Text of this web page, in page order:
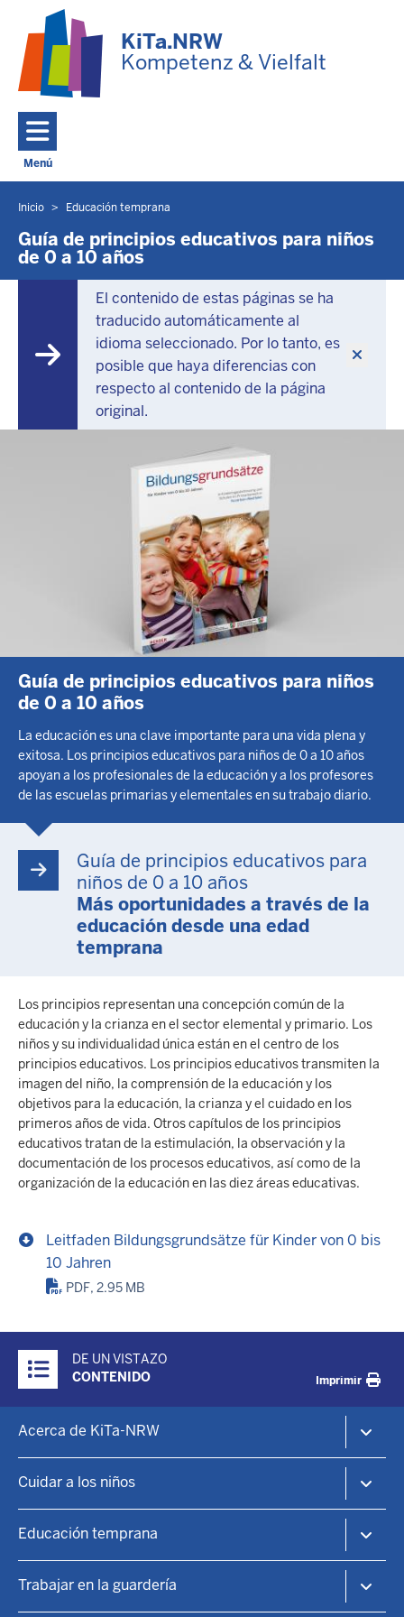
KiTa.NRW
Kompetenz & Vielfalt
Menú
Toggle navigation: Menú principal
Usted
se
encuentra
aquí
Inicio Educación temprana
Guía de principios educativos para niños
de 0 a 10 años
El contenido de estas páginas se ha
traducido automáticamente al
idioma seleccionado. Por lo tanto, es
posible que haya diferencias con
respecto al contenido de la página
original.
Guía de principios educativos para niños
de 0 a 10 años
La educación es una clave importante para una vida plena y
exitosa. Los principios educativos para niños de 0 a 10 años
apoyan a los profesionales de la educación y a los profesores
de las escuelas primarias y elementales en su trabajo diario.
Guía de principios educativos para
niños de 0 a 10 años
Más oportunidades a través de la
educación desde una edad
temprana
Los principios representan una concepción común de la
educación y la crianza en el sector elemental y primario. Los
niños y su individualidad única están en el centro de los
principios educativos. Los principios educativos transmiten la
imagen del niño, la comprensión de la educación y los
objetivos para la educación, la crianza y el cuidado en los
primeros años de vida. Otros capítulos de los principios
educativos tratan de la estimulación, la observación y la
documentación de los procesos educativos, así como de la
organización de la educación en las diez áreas educativas.
Leitfaden Bildungsgrundsätze für Kinder von 0 bis
10 Jahren
PDF, 2.95 MB
Inhalte
DE UN VISTAZO
CONTENIDO
Imprimir
menu
Acerca de KiTa-NRW
Guarderías y educación infantil
Cuidar a los niños
Encontrar una plaza de guardería
Guardería infantil
Centros familiares
Patrocinio
Educación temprana
Información práctica
Trabajar en la guardería